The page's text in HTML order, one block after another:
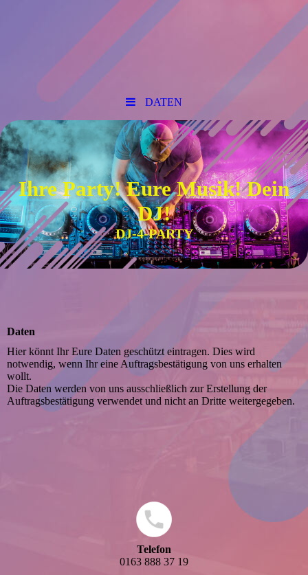
DATEN
Ihre Party! Eure Musik! Dein
DJ!
DJ-4-PARTY
Daten
Hier könnt Ihr Eure Daten geschützt eintragen. Dies wird
notwendig, wenn Ihr eine Auftragsbestätigung von uns erhalten
wollt.
Die Daten werden von uns ausschließlich zur Erstellung der
Auftragsbestätigung verwendet und nicht an Dritte weitergegeben.
Telefon
0163 888 37 19